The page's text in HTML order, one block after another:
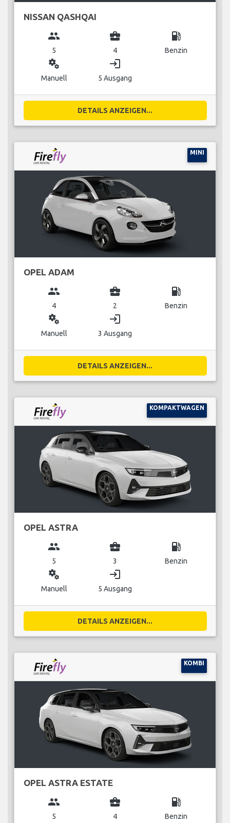
NISSAN QASHQAI
group
5
business_center
4
local_gas_station
Benzin
miscellaneous_services
Manuell
login
5 Ausgang
DETAILS ANZEIGEN...
MINI
OPEL ADAM
group
4
business_center
2
local_gas_station
Benzin
miscellaneous_services
Manuell
login
3 Ausgang
DETAILS ANZEIGEN...
KOMPAKTWAGEN
OPEL ASTRA
group
5
business_center
3
local_gas_station
Benzin
miscellaneous_services
Manuell
login
5 Ausgang
DETAILS ANZEIGEN...
KOMBI
OPEL ASTRA ESTATE
group
5
business_center
4
local_gas_station
Benzin